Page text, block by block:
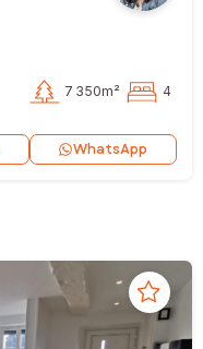
7 350m² 4
WhatsApp